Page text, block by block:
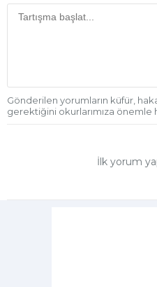
Gönderilen yorumların küfür,
gerektiğini okurlarımıza önemle
İlk yorum